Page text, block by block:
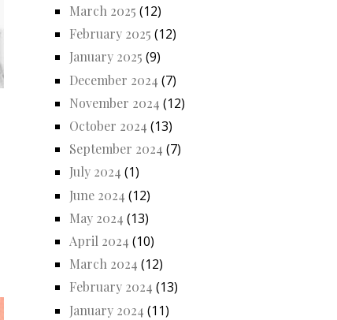
March 2025 (12)
February 2025 (12)
January 2025 (9)
December 2024 (7)
November 2024 (12)
October 2024 (13)
September 2024 (7)
July 2024 (1)
June 2024 (12)
May 2024 (13)
April 2024 (10)
March 2024 (12)
February 2024 (13)
January 2024 (11)